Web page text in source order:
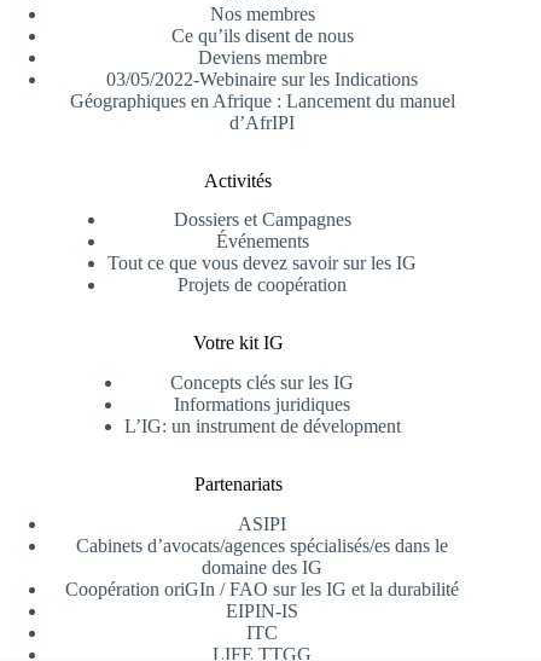
Nos membres
Ce qu’ils disent de nous
Deviens membre
03/05/2022-Webinaire sur les Indications
Géographiques en Afrique : Lancement du manuel
d’AfrIPI
Activités
Dossiers et Campagnes
Événements
Tout ce que vous devez savoir sur les IG
Projets de coopération
Votre kit IG
Concepts clés sur les IG
Informations juridiques
L’IG: un instrument de dévelopment
Partenariats
ASIPI
Cabinets d’avocats/agences spécialisés/es dans le
domaine des IG
Coopération oriGIn / FAO sur les IG et la durabilité
EIPIN-IS
ITC
LIFE TTGG